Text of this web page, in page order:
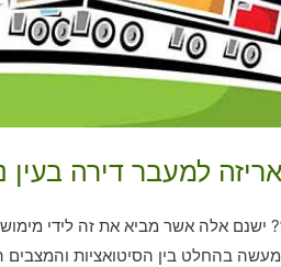
למעבר דירה בעין
ישנם אלה אשר מביא את זה לידי
בהחלט בין הסיטואציות והמצבים